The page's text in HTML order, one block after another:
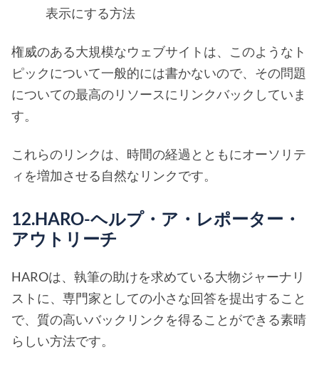
表示にする方法
権威のある大規模なウェブサイトは、このようなト
ピックについて一般的には書かないので、その問題
についての最高のリソースにリンクバックしていま
す。
これらのリンクは、時間の経過とともにオーソリテ
ィを増加させる自然なリンクです。
12.HARO-ヘルプ・ア・レポーター・
アウトリーチ
HAROは、執筆の助けを求めている大物ジャーナリ
ストに、専門家としての小さな回答を提出すること
で、質の高いバックリンクを得ることができる素晴
らしい方法です。